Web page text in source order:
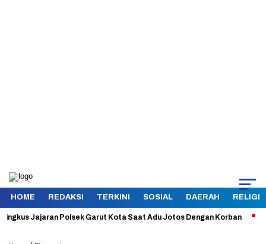
HOME REDAKSI TERKINI SOSIAL DAERAH RELIGI
Jajaran Polsek Garut Kota Saat Adu Jotos Dengan Korban Aman